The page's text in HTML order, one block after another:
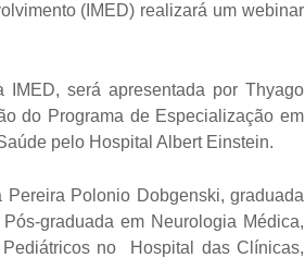
(IMED) realizará um webinar
será apresentada por Thyago
do Programa de Especialização em
pelo Hospital Albert Einstein.
Pereira Polonio Dobgenski, graduada
graduada em Neurologia Médica,
no
Hospital das Clínicas,